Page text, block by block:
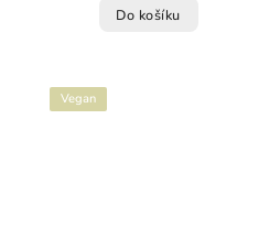
Do košíku
Vegan